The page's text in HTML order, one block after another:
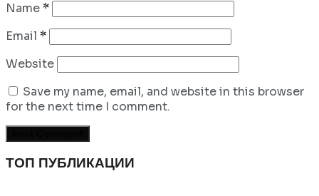
Name*
Email *
Website
Save my name, email, and website in this browser
for the next time I comment.
ТОП ПУБЛИКАЦИИ